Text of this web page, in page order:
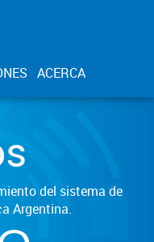
ACERCA
del sistema de
Argentina.